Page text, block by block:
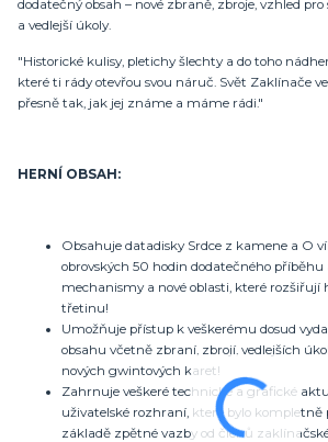
dodatečný obsah – nové zbraně, zbroje, vzhled
a vedlejší úkoly.
"Historické kulisy, pletichy šlechty a do toho
které ti rády otevřou svou náruč. Svět Zaklínače
přesně tak, jak jej známe a máme rádi."
HERNÍ OBSAH:
Obsahuje datadisky Srdce z kamene a O
obrovských 50 hodin dodatečného příběhu
mechanismy a nové oblasti, které rozšiřují
třetinu!
Umožňuje přístup k veškerému dosud
obsahu včetně zbraní, zbrojí, vedlejších
nových gwintových karet!
Zahrnuje veškeré technické a grafické
uživatelské rozhraní, které bylo kompletně
základě zpětné vazby od členů